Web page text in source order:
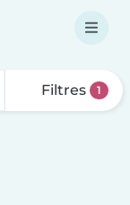
Filtres 1